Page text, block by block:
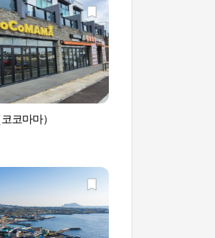
코마마）